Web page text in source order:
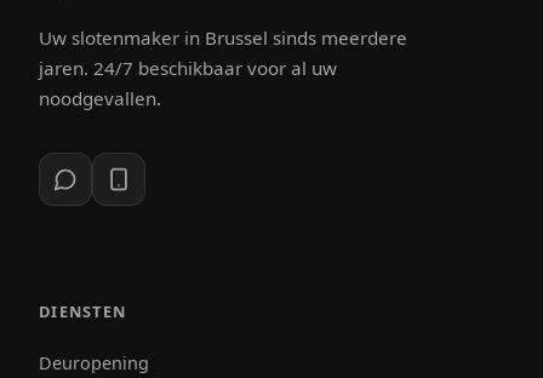
Uw slotenmaker in Brussel sinds meerdere
jaren. 24/7 beschikbaar voor al uw
noodgevallen.
DIENSTEN
Deuropening